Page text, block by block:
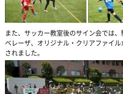
また、サッカー教室後のサイン会では
ベレーザ、オリジナル・クリアファイ
されました。